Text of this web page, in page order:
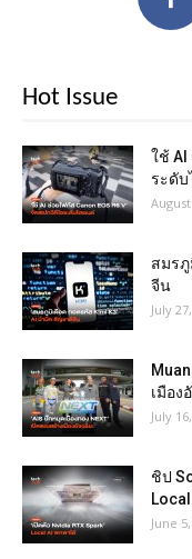
Hot Issue
ใช้ AI
ระดับ
สมร
จีน
July
เมือง
July
ชิป
June